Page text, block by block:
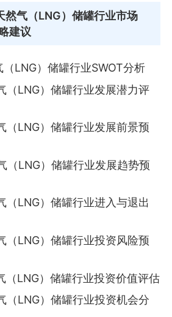
然气（LNG）储罐行业市场
建议
（LNG）储罐行业SWOT分析
（LNG）储罐行业发展潜力评
（LNG）储罐行业发展前景预
（LNG）储罐行业发展趋势预
（LNG）储罐行业进入与退出
（LNG）储罐行业投资风险预
（LNG）储罐行业投资价值评估
（LNG）储罐行业投资机会分